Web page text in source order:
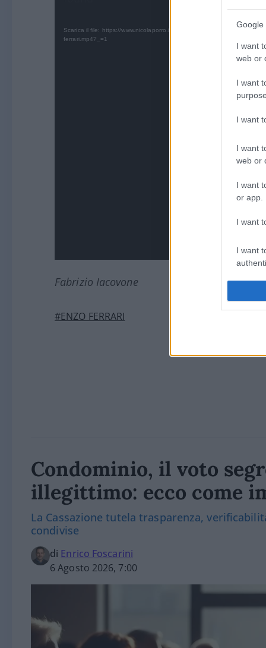
Google
I want
web or
I want
I want
I want
web or
I want
or app.
I want
I want
Scarica il file: https://www.nicolaporro.it/economia-finanza/wp-content/
ferrari.mp4?_=1
Fabrizio Iacovone
#ENZO FERRARI
Condominio, il voto
illegittimo: ecco come
La Cassazione tutela trasparenza,
condivise
di Enrico Foscarini
6 Agosto 2026, 7:00